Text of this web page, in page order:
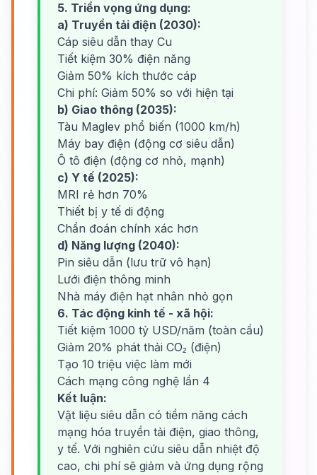
5. Triển vọng ứng dụng:
a) Truyền tải điện (2030):
Cáp siêu dẫn thay Cu
Tiết kiệm 30% điện năng
Giảm 50% kích thước cáp
Chi phí: Giảm 50% so với hiện tại
b) Giao thông (2035):
Tàu Maglev phổ biến (1000 km/h)
Máy bay điện (động cơ siêu dẫn)
Ô tô điện (động cơ nhỏ, mạnh)
c) Y tế (2025):
MRI rẻ hơn 70%
Thiết bị y tế di động
Chẩn đoán chính xác hơn
d) Năng lượng (2040):
Pin siêu dẫn (lưu trữ vô hạn)
Lưới điện thông minh
Nhà máy điện hạt nhân nhỏ gọn
6. Tác động kinh tế - xã hội:
Tiết kiệm 1000 tỷ USD/năm (toàn cầu)
Giảm 20% phát thải CO₂ (điện)
Tạo 10 triệu việc làm mới
Cách mạng công nghệ lần 4
Kết luận:
Vật liệu siêu dẫn có tiềm năng cách
mạng hóa truyền tải điện, giao thông,
y tế. Với nghiên cứu siêu dẫn nhiệt độ
cao, chi phí sẽ giảm và ứng dụng rộng